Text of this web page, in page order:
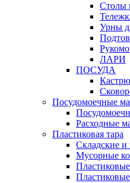
Столы
Урны
ЛАРИ
ПОСУДА
Посудомоечные
Расходные
Пластиковая тара
Складские и
Мусорные